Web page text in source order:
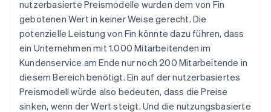
nutzerbasierte Preismodelle wurden dem von Fin
gebotenen Wert in keiner Weise gerecht. Die
potenzielle Leistung von Fin könnte dazu führen, dass
ein Unternehmen mit 1.000 Mitarbeitenden im
Kundenservice am Ende nur noch 200 Mitarbeitende in
diesem Bereich benötigt. Ein auf der nutzerbasiertes
Preismodell würde also bedeuten, dass die Preise
sinken, wenn der Wert steigt. Und die nutzungsbasierte